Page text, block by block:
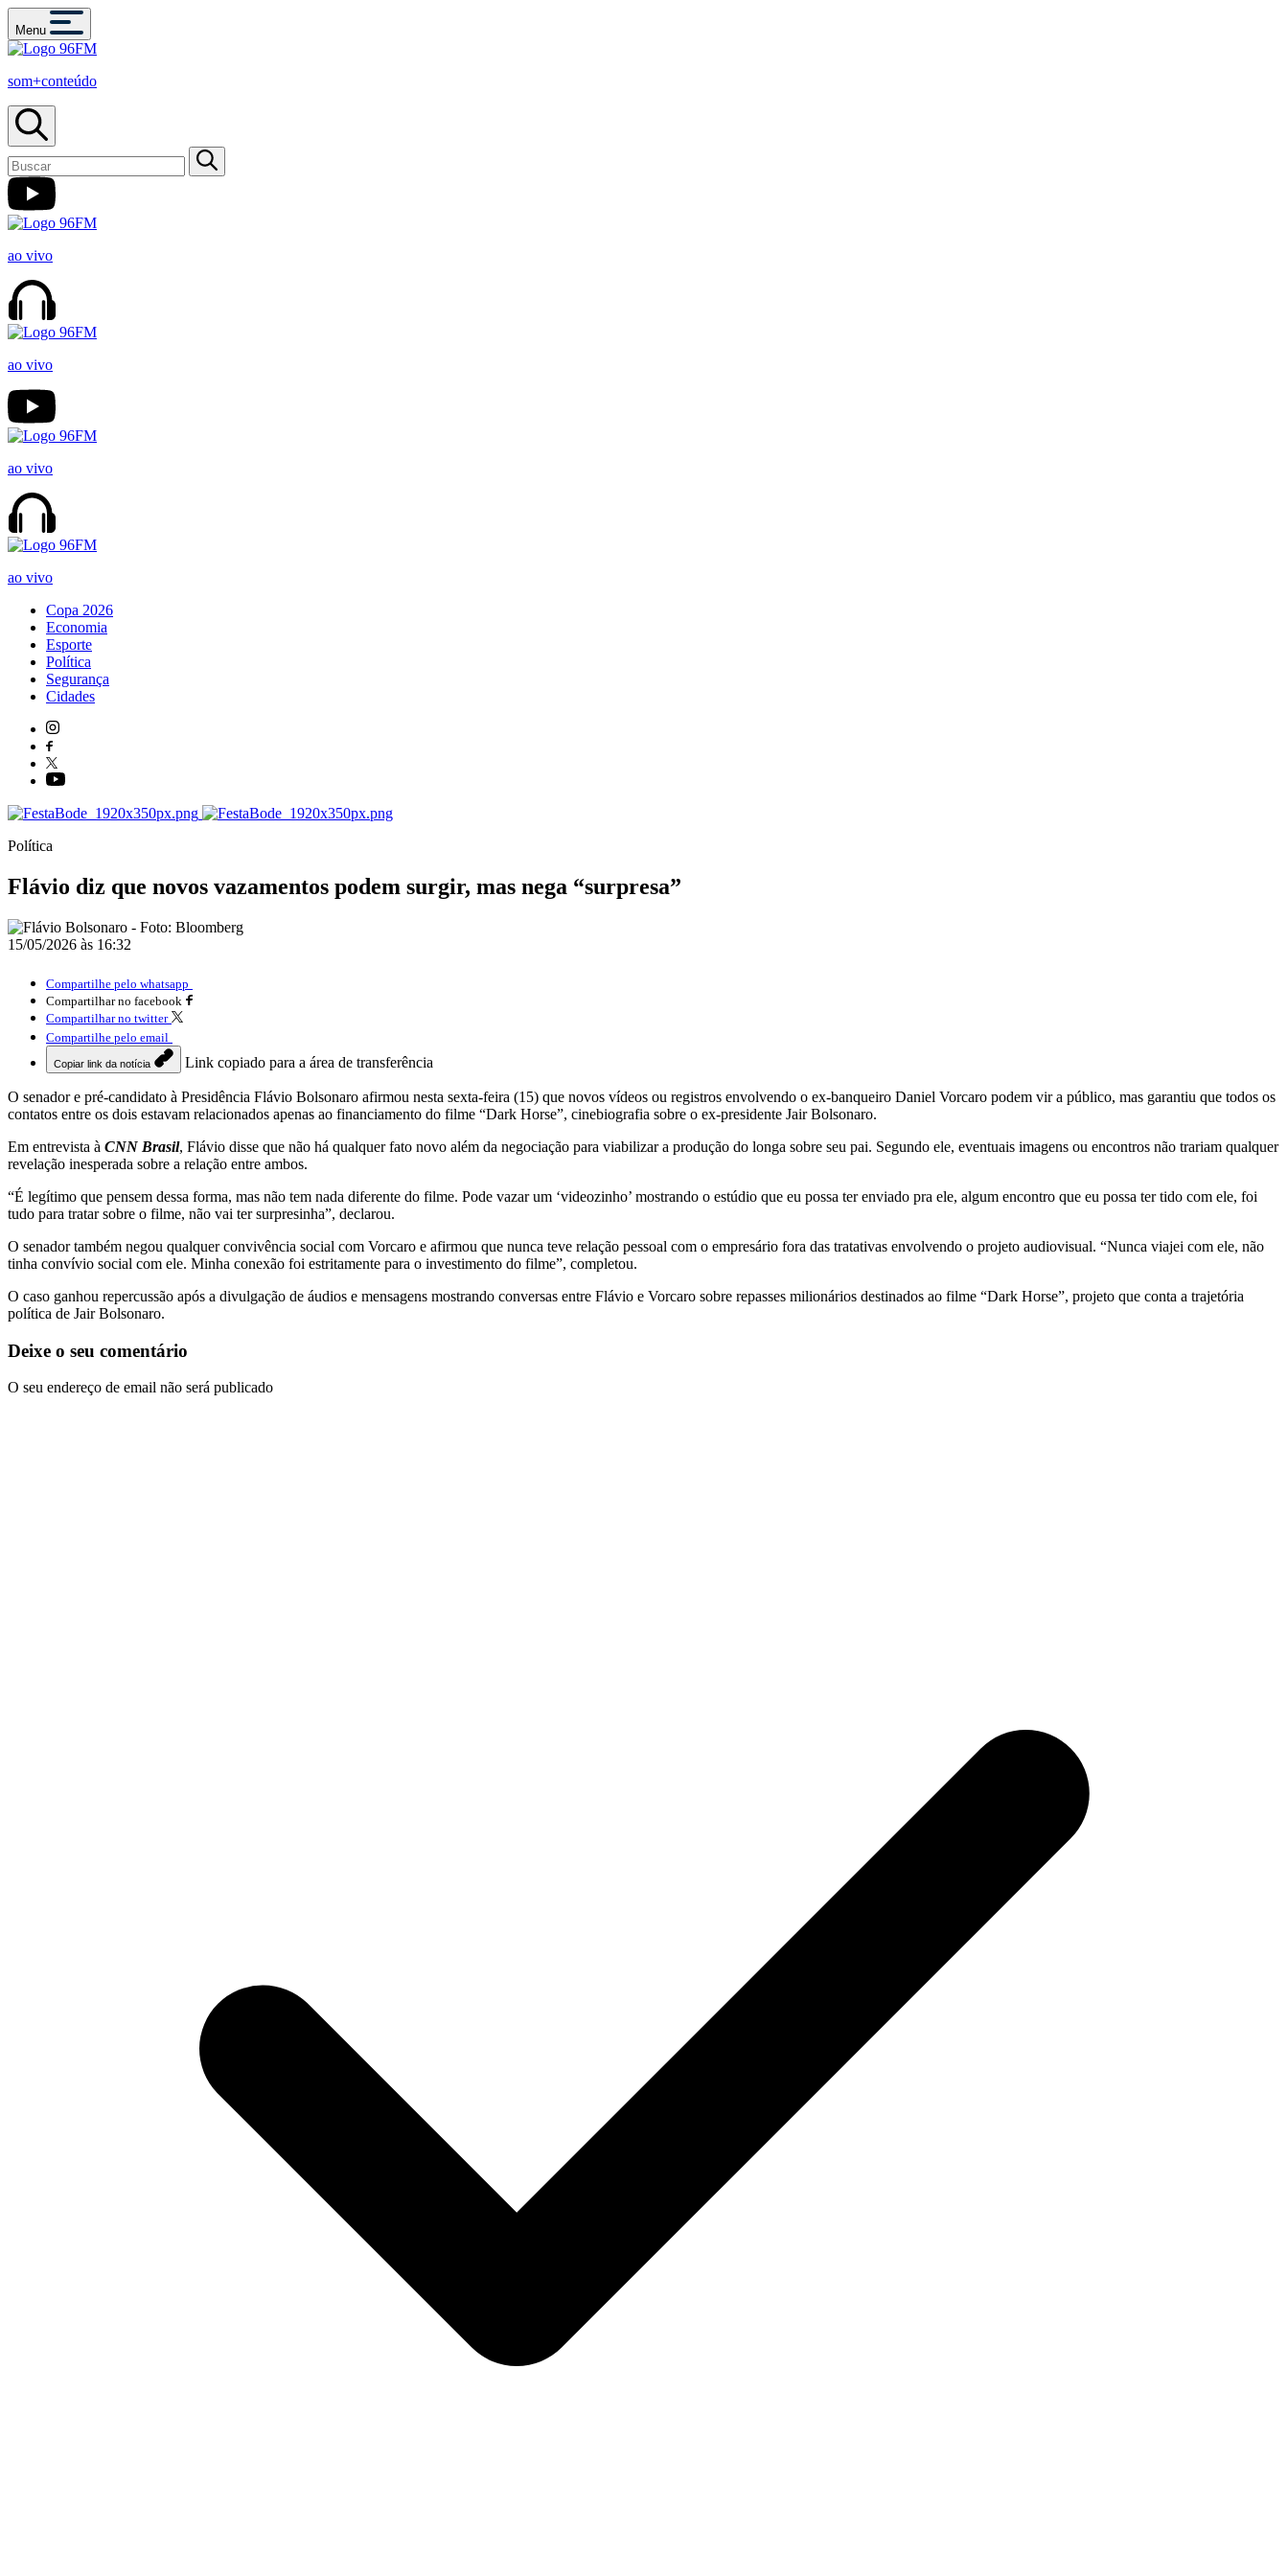
Menu
som+conteúdo
ao vivo
ao vivo
ao vivo
ao vivo
Copa 2026
Economia
Esporte
Política
Segurança
Cidades
Política
Flávio diz que novos vazamentos podem surgir, mas nega “surpresa”
15/05/2026 às 16:32
Compartilhe pelo whatsapp
Compartilhar no facebook
Compartilhar no twitter
Compartilhe pelo email
Copiar link da notícia Link copiado para a área de transferência
O senador e pré-candidato à Presidência Flávio Bolsonaro afirmou nesta sexta-feira (15) que novos vídeos ou registros envolvendo o ex-banqueiro Daniel Vorcaro podem vir a público, mas garantiu que todos os
contatos entre os dois estavam relacionados apenas ao financiamento do filme “Dark Horse”, cinebiografia sobre o ex-presidente Jair Bolsonaro.
Em entrevista à CNN Brasil, Flávio disse que não há qualquer fato novo além da negociação para viabilizar a produção do longa sobre seu pai. Segundo ele, eventuais imagens ou encontros não trariam qualquer
revelação inesperada sobre a relação entre ambos.
“É legítimo que pensem dessa forma, mas não tem nada diferente do filme. Pode vazar um ‘videozinho’ mostrando o estúdio que eu possa ter enviado pra ele, algum encontro que eu possa ter tido com ele, foi
tudo para tratar sobre o filme, não vai ter surpresinha”, declarou.
O senador também negou qualquer convivência social com Vorcaro e afirmou que nunca teve relação pessoal com o empresário fora das tratativas envolvendo o projeto audiovisual. “Nunca viajei com ele, não
tinha convívio social com ele. Minha conexão foi estritamente para o investimento do filme”, completou.
O caso ganhou repercussão após a divulgação de áudios e mensagens mostrando conversas entre Flávio e Vorcaro sobre repasses milionários destinados ao filme “Dark Horse”, projeto que conta a trajetória
política de Jair Bolsonaro.
Deixe o seu comentário
O seu endereço de email não será publicado